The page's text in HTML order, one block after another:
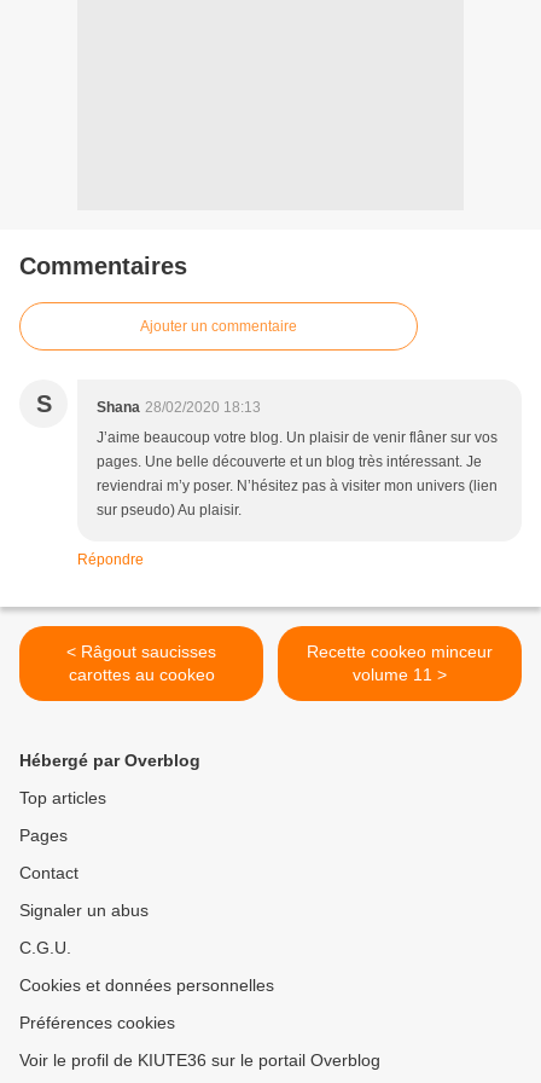
Commentaires
Ajouter un commentaire
S Shana 28/02/2020 18:13
J’aime beaucoup votre blog. Un plaisir de venir flâner sur vos
pages. Une belle découverte et un blog très intéressant. Je
reviendrai m’y poser. N’hésitez pas à visiter mon univers (lien
sur pseudo) Au plaisir.
Répondre
< Râgout saucisses
carottes au cookeo
Recette cookeo minceur
volume 11 >
Hébergé par Overblog
Top articles
Pages
Contact
Signaler un abus
C.G.U.
Cookies et données personnelles
Préférences cookies
Voir le profil de KIUTE36 sur le portail Overblog